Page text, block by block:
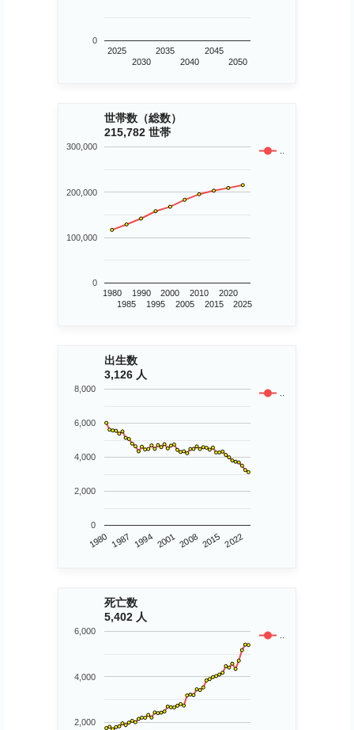
2025
2030
2035
2040
2045
2050
0
世帯数（総数）
215,782 世帯
..
1980
1985
1990
1995
2000
2005
2010
2015
2020
2025
0
100,000
200,000
300,000
出生数
3,126 人
..
1980 1987 1994 2001 2008 2015 2022
0
2,000
4,000
6,000
8,000
死亡数
5,402 人
..
2,000
4,000
6,000